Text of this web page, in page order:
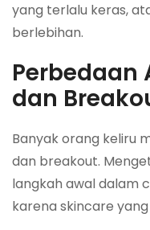
yang terlalu keras,
berlebihan.
Perbedaan
dan
Banyak orang keliru
dan breakout.
langkah awal dalam
karena skincare